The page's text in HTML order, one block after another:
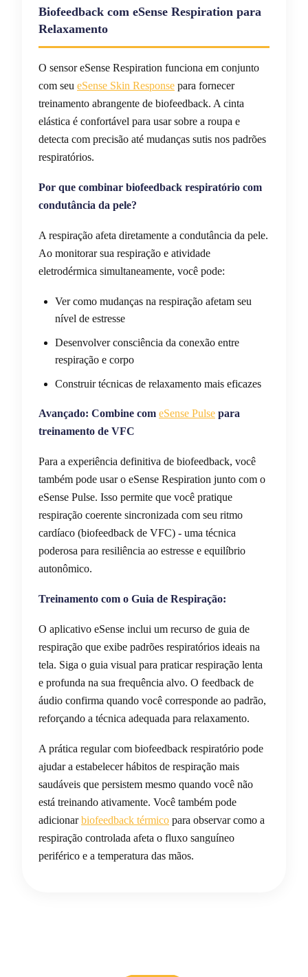
Biofeedback com eSense Respiration para
Relaxamento
O sensor eSense Respiration funciona em conjunto
com seu eSense Skin Response para fornecer
treinamento abrangente de biofeedback. A cinta
elástica é confortável para usar sobre a roupa e
detecta com precisão até mudanças sutis nos padrões
respiratórios.
Por que combinar biofeedback respiratório com
condutância da pele?
A respiração afeta diretamente a condutância da pele.
Ao monitorar sua respiração e atividade
eletrodérmica simultaneamente, você pode:
Ver como mudanças na respiração afetam seu
nível de estresse
Desenvolver consciência da conexão entre
respiração e corpo
Construir técnicas de relaxamento mais eficazes
Avançado: Combine com eSense Pulse para
treinamento de VFC
Para a experiência definitiva de biofeedback, você
também pode usar o eSense Respiration junto com o
eSense Pulse. Isso permite que você pratique
respiração coerente sincronizada com seu ritmo
cardíaco (biofeedback de VFC) - uma técnica
poderosa para resiliência ao estresse e equilíbrio
autonômico.
Treinamento com o Guia de Respiração:
O aplicativo eSense inclui um recurso de guia de
respiração que exibe padrões respiratórios ideais na
tela. Siga o guia visual para praticar respiração lenta
e profunda na sua frequência alvo. O feedback de
áudio confirma quando você corresponde ao padrão,
reforçando a técnica adequada para relaxamento.
A prática regular com biofeedback respiratório pode
ajudar a estabelecer hábitos de respiração mais
saudáveis que persistem mesmo quando você não
está treinando ativamente. Você também pode
adicionarbiofeedback térmico para observar como a
respiração controlada afeta o fluxo sanguíneo
periférico e a temperatura das mãos.